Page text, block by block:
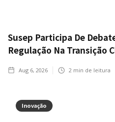
Susep Participa De
Regulação Na Transição
Aug 6, 2026 2 min de leitura
Inovação